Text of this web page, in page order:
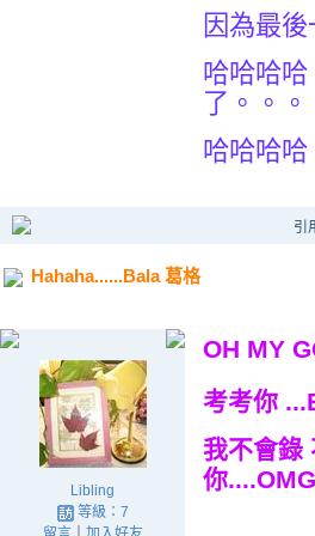
因為最
哈哈哈
了。。。
哈哈哈哈
引
Hahaha......Bala 葛格
Libling
等級：7
OH MY
考考你
我不會錄
你